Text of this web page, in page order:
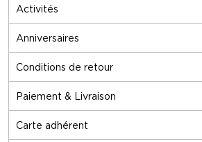
Activités
Anniversaires
Conditions de retour
Paiement & Livraison
Carte adhérent